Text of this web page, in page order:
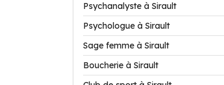
Psychanalyste à Sirault
Psychologue à Sirault
Sage femme à Sirault
Boucherie à Sirault